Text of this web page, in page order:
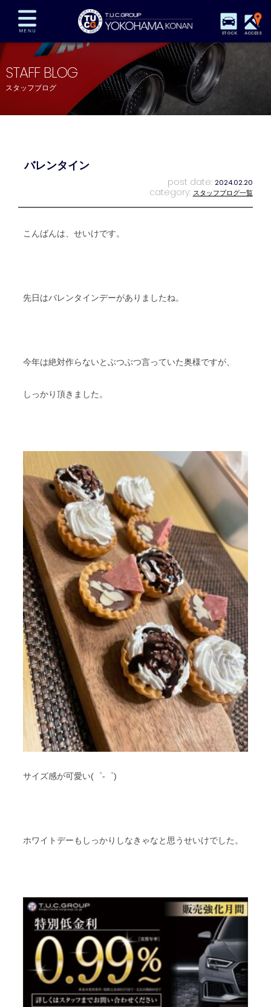
STOCK ACCESS
在庫車両情報 保証&サービス パーツリスト
TUCとは？ 店舗情報 アクセスマップ
全国納車 特別作業 注文販売
STAFF BLOG
スタッフブログ
バレンタイン
post date: 2024.02.20
category: スタッフブログ一覧
こんばんは、せいけです。
先日はバレンタインデーがありましたね。
今年は絶対作らないとぶつぶつ言っていた奥様ですが、
しっかり頂きました。
サイズ感が可愛い(゜-゜)
ホワイトデーもしっかりしなきゃなと思うせいけでした。